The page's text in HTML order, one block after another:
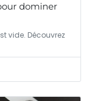
dominer
vide. Découvrez